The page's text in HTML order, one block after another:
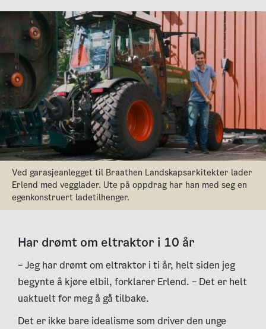
Ved garasjeanlegget til Braathen Landskapsarkitekter lader
Erlend med vegglader. Ute på oppdrag har han med seg en
egenkonstruert ladetilhenger.
Har drømt om eltraktor i 10 år
– Jeg har drømt om eltraktor i ti år, helt siden jeg
begynte å kjøre elbil, forklarer Erlend. – Det er helt
uaktuelt for meg å gå tilbake.
Det er ikke bare idealisme som driver den unge